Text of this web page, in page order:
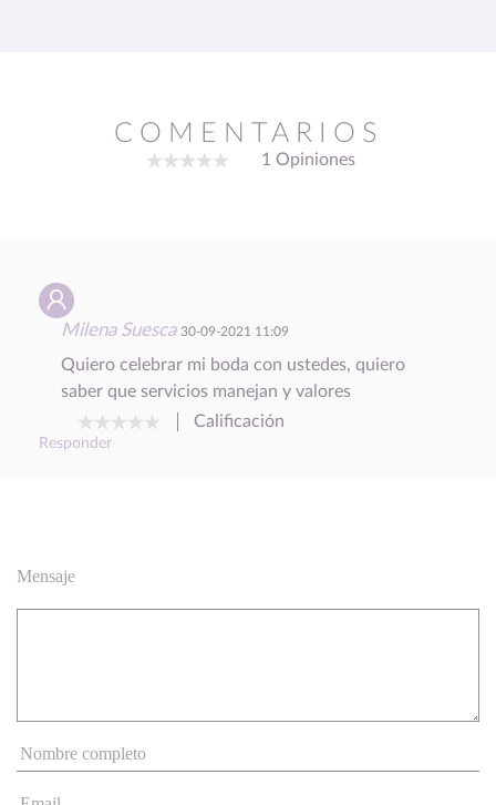
COMENTARIOS
1 Opiniones
Milena Suesca 30-09-2021 11:09
Quiero celebrar mi boda con ustedes, quiero
saber que servicios manejan y valores
Calificación
Responder
Mensaje